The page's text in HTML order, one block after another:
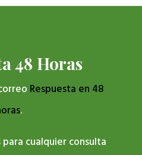
48 Horas
Respuesta en 48
.
cualquier consulta